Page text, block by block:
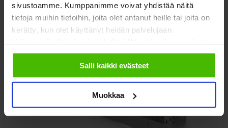
sivustoamme. Kumppanimme voivat yhdistää näitä
tietoja muihin tietoihin, joita olet antanut heille tai joita on
kerätty, kun olet käyttänyt heidän palvelujaan.
sallimiisi evästeisiin.
Salli kaikki evästeet
Muokkaa
Katso myös nämä